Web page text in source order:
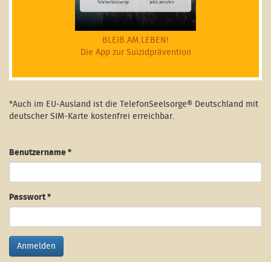
BLEIB.AM.LEBEN!
Die App zur Suizidprävention
*Auch im EU-Ausland ist die TelefonSeelsorge® Deutschland mit
deutscher SIM-Karte kostenfrei erreichbar.
Benutzername *
Passwort*
Anmelden